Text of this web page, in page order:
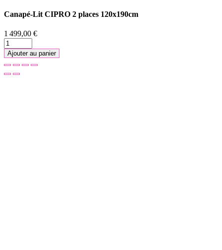
Canapé-Lit CIPRO 2 places 120x190cm
1 499,00 €
Ajouter au panier